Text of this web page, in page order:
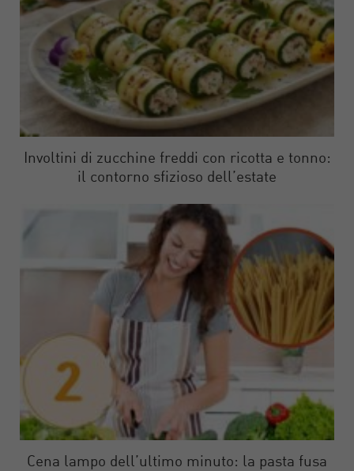
Involtini di zucchine freddi con ricotta e tonno:
il contorno sfizioso dell’estate
Cena lampo dell’ultimo minuto: la pasta fusa